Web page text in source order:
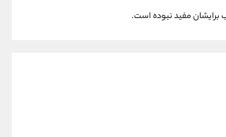
برایشان مفید نبوده است.